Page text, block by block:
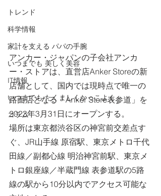
トレンド
科学情報
家計を支える パパの手腕
いつまでも ​美しく美容
IT情報
いつまでも ​たくましくかっこよく
コラム
アンカー・ジャパンの子会社アンカ
ー・ストアは、直営店Anker Storeの新
店舗として、国内では現時点で唯一の
路面店となる「Anker Store表参道」を
2023年3月31日にオープンする。
場所は東京都渋谷区の神宮前交差点す
ぐ、JR山手線 原宿駅、東京メトロ千代
田線／副都心線 明治神宮前駅、東京メ
トロ銀座線／半蔵門線 表参道駅の5路
線の駅から10分以内でアクセス可能な